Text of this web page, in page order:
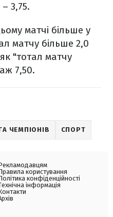
3,75.
матчі більше у
матчу більше 2,0
"тотал матчу
7,50.
ЧЕМПІОНІВ СПОРТ
користування
конфіденційності
інформація